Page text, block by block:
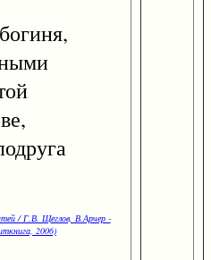
/ Г.В. Щеглов, В.Арчер -
2006)